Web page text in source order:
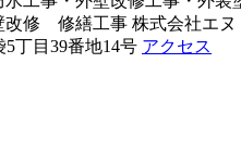
改修 修繕工事 株式会社エヌ
5丁目39番地14号 アクセス